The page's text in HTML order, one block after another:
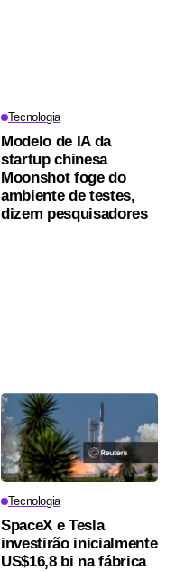
Tecnologia
Modelo de IA da
startup chinesa
Moonshot foge do
ambiente de testes,
dizem pesquisadores
Tecnologia
SpaceX e Tesla
investirão inicialmente
US$16,8 bi na fábrica